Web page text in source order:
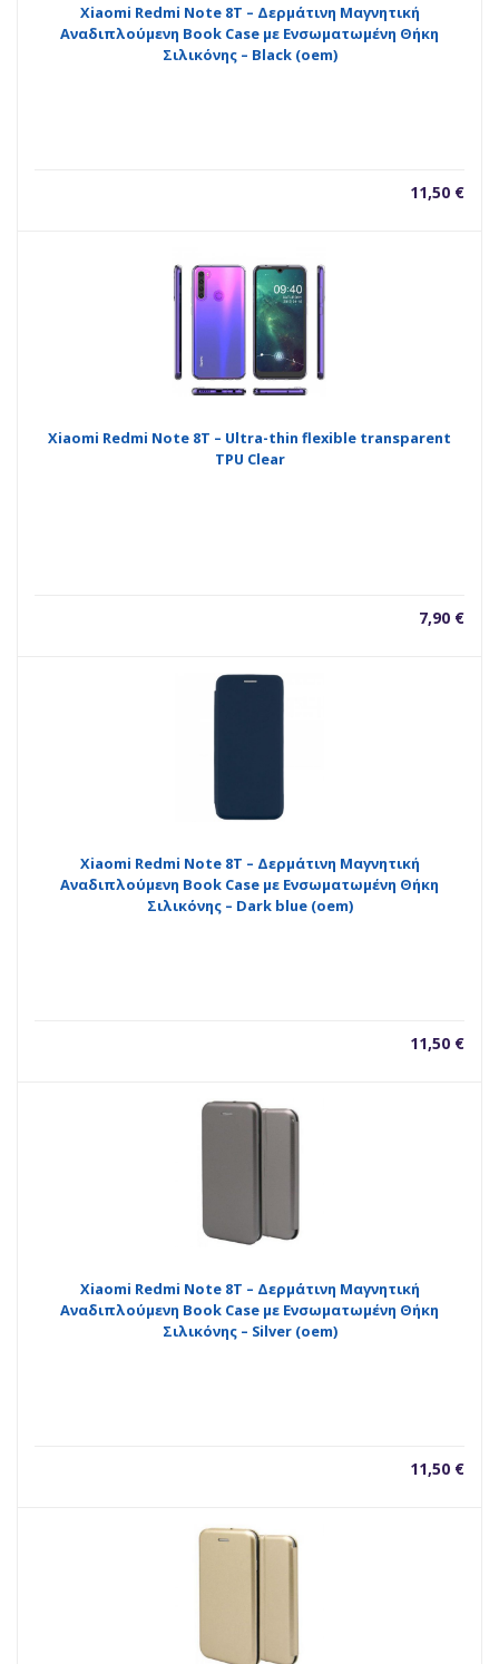
Xiaomi Redmi Note 8T – Δερμάτινη Μαγνητική
Αναδιπλούμενη Book Case με Ενσωματωμένη Θήκη
Σιλικόνης – Black (oem)
11,50 €
Xiaomi Redmi Note 8T – Ultra-thin flexible transparent
TPU Clear
7,90 €
Xiaomi Redmi Note 8T – Δερμάτινη Μαγνητική
Αναδιπλούμενη Book Case με Ενσωματωμένη Θήκη
Σιλικόνης – Dark blue (oem)
11,50 €
Xiaomi Redmi Note 8T – Δερμάτινη Μαγνητική
Αναδιπλούμενη Book Case με Ενσωματωμένη Θήκη
Σιλικόνης – Silver (oem)
11,50 €